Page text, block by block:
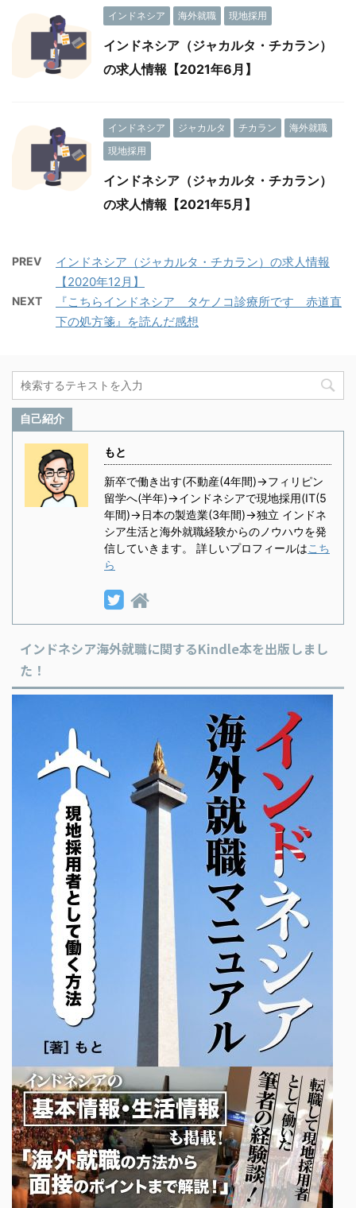
インドネシア 海外就職 現地採用
インドネシア（ジャカルタ・チカラン）
の求人情報【2021年6月】
インドネシア ジャカルタ チカラン
海外就職
現地採用
インドネシア（ジャカルタ・チカラン）
の求人情報【2021年5月】
PREV
インドネシア（ジャカルタ・チカラン）の求人情報
【2020年12月】
NEXT
『こちらインドネシア タケノコ診療所です 赤道直
下の処方箋』を読んだ感想
自己紹介
もと
新卒で働き出す(不動産(4年間)→フィリピン
留学へ(半年)→インドネシアで現地採用(IT(5
年間)→日本の製造業(3年間)→独立 インドネ
シア生活と海外就職経験からのノウハウを発
信していきます。 詳しいプロフィールはこち
ら
インドネシア海外就職に関するKindle本を出版しまし
た！